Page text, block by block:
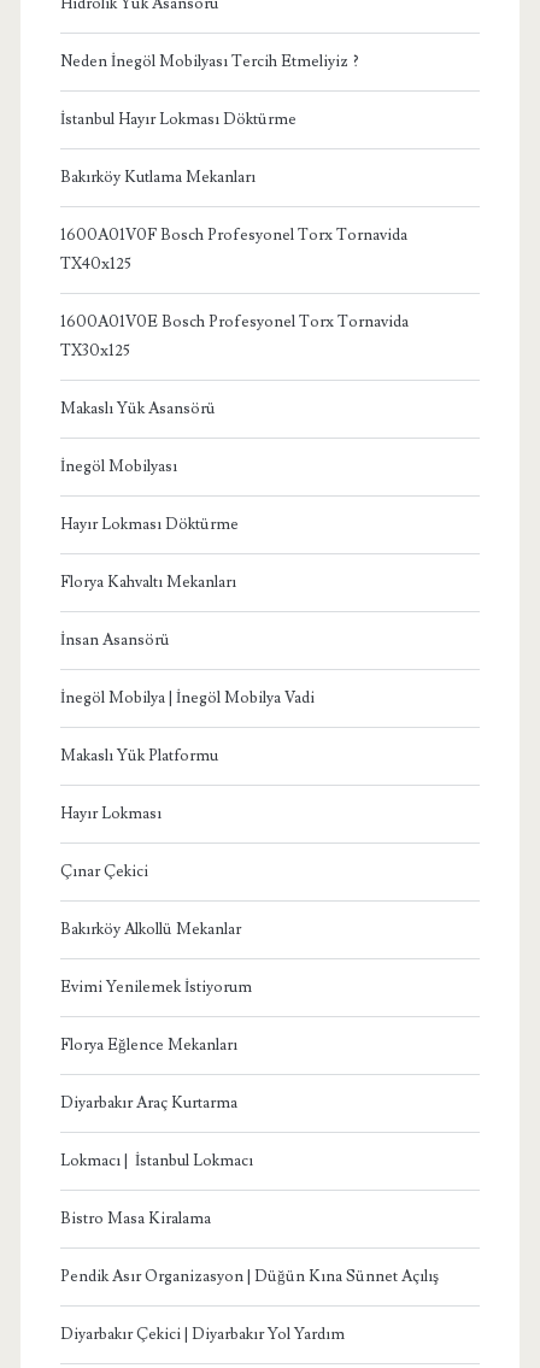
Neden İnegöl Mobilyası Tercih Etmeliyiz ?
İstanbul Hayır Lokması Döktürme
Bakırköy Kutlama Mekanları
1600A01V0F Bosch Profesyonel Torx Tornavida
TX40x125
1600A01V0E Bosch Profesyonel Torx Tornavida
TX30x125
Makaslı Yük Asansörü
İnegöl Mobilyası
Hayır Lokması Döktürme
Florya Kahvaltı Mekanları
İnsan Asansörü
İnegöl Mobilya | İnegöl Mobilya Vadi
Makaslı Yük Platformu
Hayır Lokması
Çınar Çekici
Bakırköy Alkollü Mekanlar
Evimi Yenilemek İstiyorum
Florya Eğlence Mekanları
Diyarbakır Araç Kurtarma
Lokmacı | İstanbul Lokmacı
Bistro Masa Kiralama
Pendik Asır Organizasyon | Düğün Kına Sünnet Açılış
Diyarbakır Çekici | Diyarbakır Yol Yardım